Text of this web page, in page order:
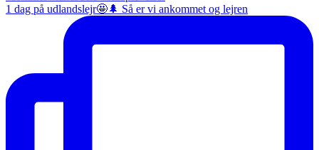
1 dag på udlandslejr🤩🌲 Så er vi ankommet og lejren